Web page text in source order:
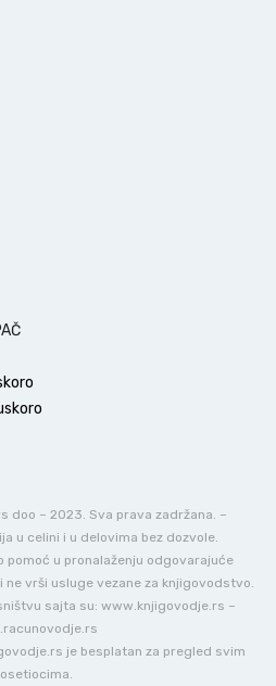
doo – 2023. Sva prava zadržana. –
u celini i u delovima bez dozvole.
pomoć u pronalaženju odgovarajuće
vrši usluge vezane za knjigovodstvo.
sajta su: www.knjigovodje.rs –
je besplatan za pregled svim